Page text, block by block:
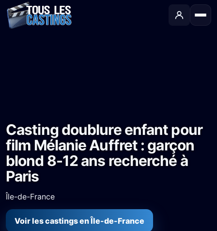
Casting doublure enfant pour
film Mélanie Auffret : garçon
blond 8-12 ans recherché à
Paris
Île-de-France
Voir les castings en Île-de-France